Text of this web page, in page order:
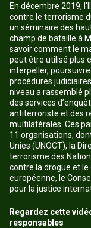
En décembre 2019,
contre le terrorisme
un séminaire des
champ de bataille à
savoir comment le
peut être utilisé plus
interpeller,
procédures
niveau a rassemblé
des services
antiterroriste et des
multilatérales. Ces
11 organisations,
Unies (UNOCT), la
terrorisme des
contre la drogue et le
européenne, le
pour la justice
Regardez cette
responsables